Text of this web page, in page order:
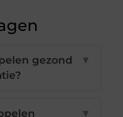
gezond
▼
▼